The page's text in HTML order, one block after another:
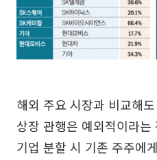
해외 주요 시장과 비교해
상장 관행은 예외적이라
기업 분할 시 기존 주주에